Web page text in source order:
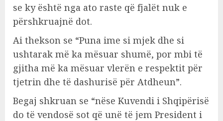
se ky është nga ato raste që fjalët nuk e
përshkruajnë dot.
Ai thekson se “Puna ime si mjek dhe si
ushtarak më ka mësuar shumë, por mbi të
gjitha më ka mësuar vlerën e respektit për
tjetrin dhe të dashurisë për Atdheun”.
Begaj shkruan se “nëse Kuvendi i Shqipërisë
do të vendosë sot që unë të jem President i